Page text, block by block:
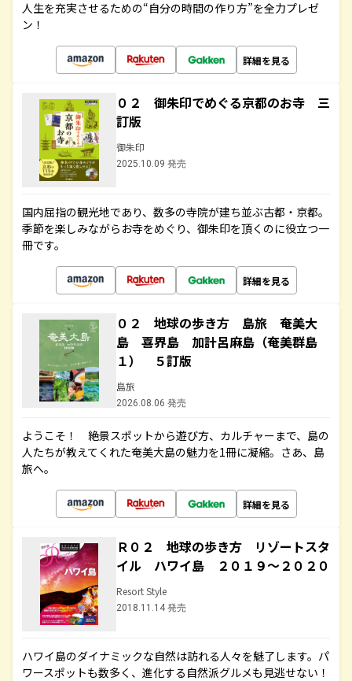
人生を充実させるための“自分の時間の作り方”を全力プレゼ
ン！
詳細を見る
０２ 御朱印でめぐる京都のお寺 三
訂版
御朱印
2025.10.09 発売
国内屈指の観光地であり、数多の寺院が建ち並ぶ古都・京都。
季節を楽しみながらお寺をめぐり、御朱印を頂くのに役立つ一
冊です。
詳細を見る
０２ 地球の歩き方 島旅 奄美大
島 喜界島 加計呂麻島（奄美群島
１） ５訂版
島旅
2026.08.06 発売
ようこそ！ 絶景スポットから遊び方、カルチャーまで、島の
人たちが教えてくれた奄美大島の魅力を1冊に凝縮。さあ、島
旅へ。
詳細を見る
Ｒ０２ 地球の歩き方 リゾートスタ
イル ハワイ島 ２０１９～２０２０
Resort Style
2018.11.14 発売
ハワイ島のダイナミックな自然は訪れる人々を魅了します。パ
ワースポットも数多く、進化する自然派グルメも見逃せない！